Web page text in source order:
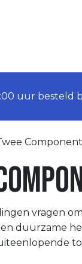
uur
vragen
duurzame